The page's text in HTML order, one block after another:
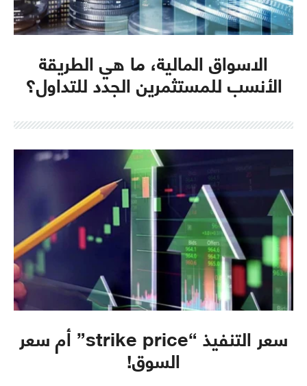
الاسواق المالية، ما هي الطريقة
الأنسب للمستثمرين الجدد للتداول؟
سعر التنفيذ “strike price” أم سعر
السوق!